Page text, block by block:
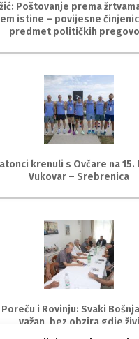
Poštovanje prema
istine – povijesne
predmet političkih
krenuli s Ovčare na
Vukovar – Srebrenica
Poreču i Rovinju: Svaki
važan, bez obzira gdje živi